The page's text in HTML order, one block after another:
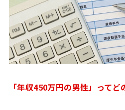
「年収450万円の男性」ってど